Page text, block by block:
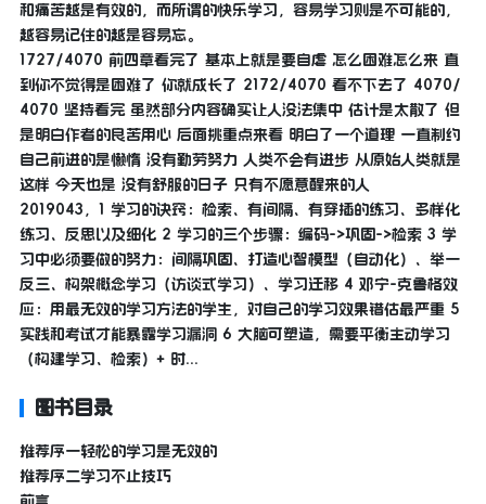
和痛苦越是有效的，而所谓的快乐学习，容易学习则是不可能的，
越容易记住的越是容易忘。
1727/4070 前四章看完了 基本上就是要自虐 怎么困难怎么来 直
到你不觉得是困难了 你就成长了 2172/4070 看不下去了 4070/
4070 坚持看完 虽然部分内容确实让人没法集中 估计是太散了 但
是明白作者的良苦用心 后面挑重点来看 明白了一个道理 一直制约
自己前进的是懒惰 没有勤劳努力 人类不会有进步 从原始人类就是
这样 今天也是 没有舒服的日子 只有不愿意醒来的人
2019043，1 学习的诀窍：检索、有间隔、有穿插的练习、多样化
练习、反思以及细化 2 学习的三个步骤：编码->巩固->检索 3 学
习中必须要做的努力：间隔巩固、打造心智模型（自动化）、举一
反三、构架概念学习（访谈式学习）、学习迁移 4 邓宁-克鲁格效
应：用最无效的学习方法的学生，对自己的学习效果错估最严重 5
实践和考试才能暴露学习漏洞 6 大脑可塑造，需要平衡主动学习
（构建学习、检索）+ 时...
图书目录
推荐序一轻松的学习是无效的
推荐序二学习不止技巧
前言